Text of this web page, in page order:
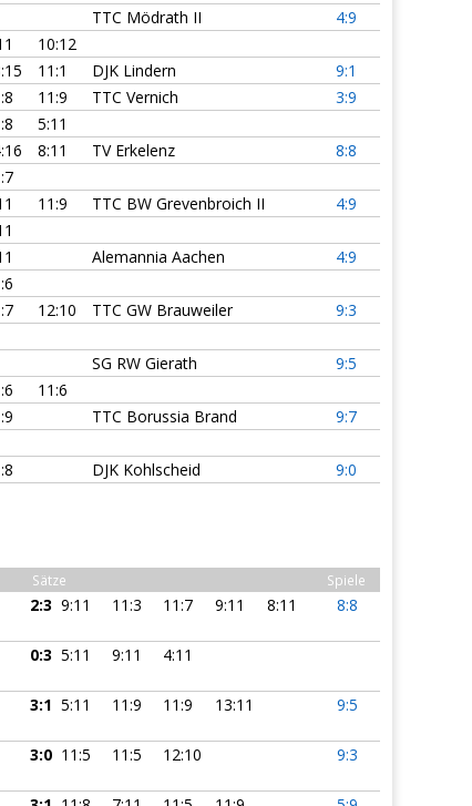
TTC Mödrath II
4:9
10:12
11:1 DJK Lindern
9:1
11:9 TTC Vernich
3:9
5:11
8:11 TV Erkelenz
8:8
11:9 TTC BW Grevenbroich II
4:9
Alemannia Aachen
4:9
12:10 TTC GW Brauweiler
9:3
SG RW Gierath
9:5
11:6
TTC Borussia Brand
9:7
DJK Kohlscheid 9:0
Sätze Spiele
2:3 9:11 11:3 11:7 9:11 8:11 8:8
0:3 5:11 9:11 4:11
3:1 5:11 11:9 11:9 13:11 9:5
3:0 11:5 11:5 12:10 9:3